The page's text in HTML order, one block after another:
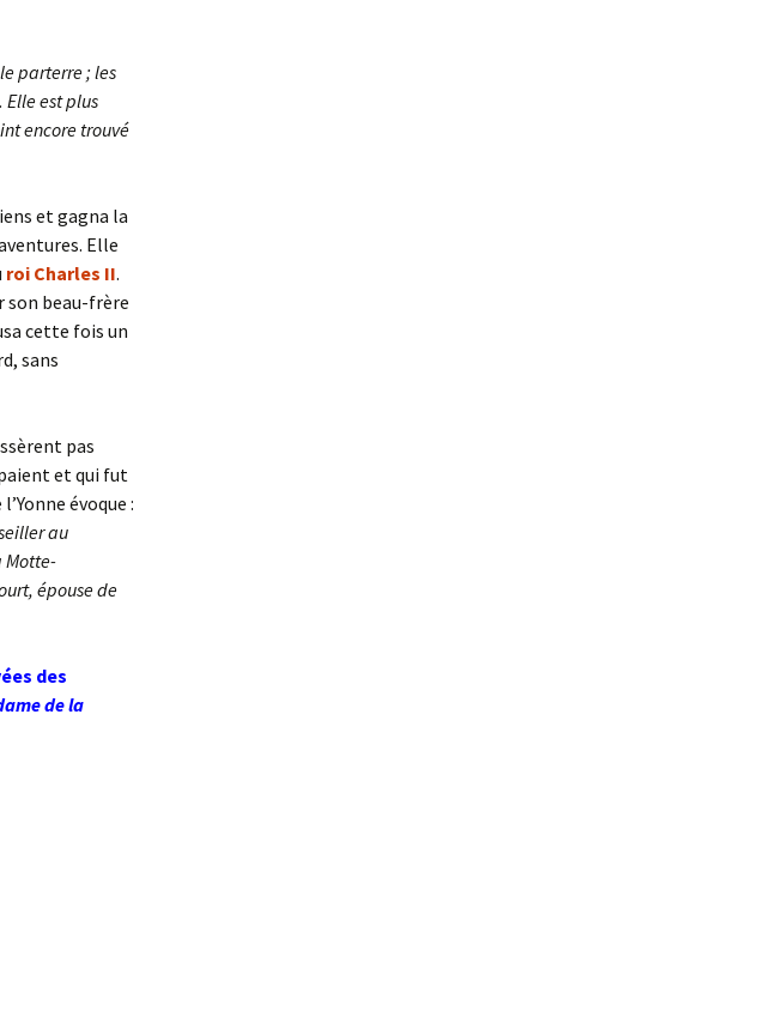
parterre ; les
Elle est plus
encore trouvé
et gagna la
Elle
roi Charles II.
son beau-frère
cette fois un
sans
pas
et qui fut
évoque :
au
Motte-
épouse de
des
de la